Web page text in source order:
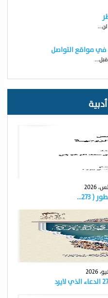
في مواقع التواصل
٢٧٣…